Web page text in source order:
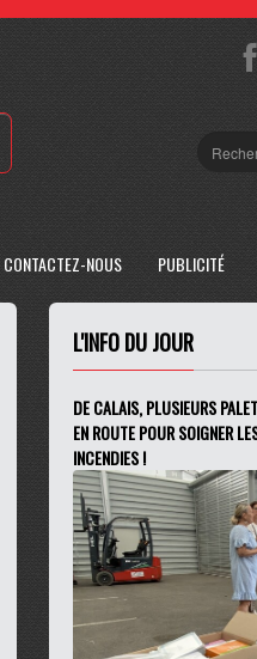
CONTACTEZ-NOUS PUBLICITÉ
L'INFO DU JOUR
DE CALAIS, PLUSIEURS
EN ROUTE POUR SOIGNER
INCENDIES !